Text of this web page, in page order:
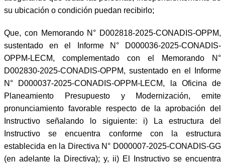
su ubicación o condición puedan recibirlo;
Que, con Memorando N° D002818-2025-CONADIS-OPPM,
sustentado en el Informe N° D000036-2025-CONADIS-
OPPM-LECM, complementado con el Memorando N°
D002830-2025-CONADIS-OPPM, sustentado en el Informe
N° D000037-2025-CONADIS-OPPM-LECM, la Oficina de
Planeamiento Presupuesto y Modernización, emite
pronunciamiento favorable respecto de la aprobación del
Instructivo señalando lo siguiente: i) La estructura del
Instructivo se encuentra conforme con la estructura
establecida en la Directiva N° D000007-2025-CONADIS-GG
(en adelante la Directiva); y, ii) El Instructivo se encuentra